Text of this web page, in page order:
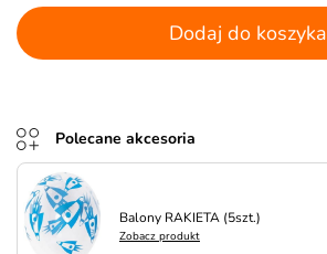
Dodaj do koszyka
Polecane akcesoria
Balony RAKIETA (5szt.)
Zobacz produkt